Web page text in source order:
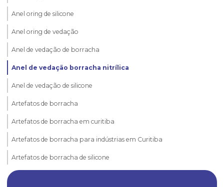
Anel oring de silicone
Anel oring de vedação
Anel de vedação de borracha
Anel de vedação borracha nitrílica
Anel de vedação de silicone
Artefatos de borracha
Artefatos de borracha em curitiba
Artefatos de borracha para indústrias em Curitiba
Artefatos de borracha de silicone